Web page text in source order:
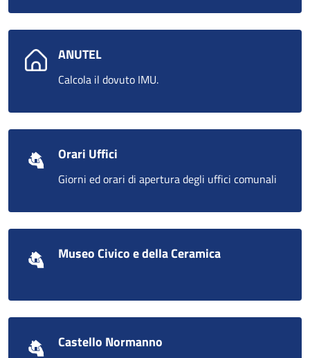
ANUTEL
Calcola il dovuto IMU.
Orari Uffici
Giorni ed orari di apertura degli uffici comunali
Museo Civico e della Ceramica
Castello Normanno